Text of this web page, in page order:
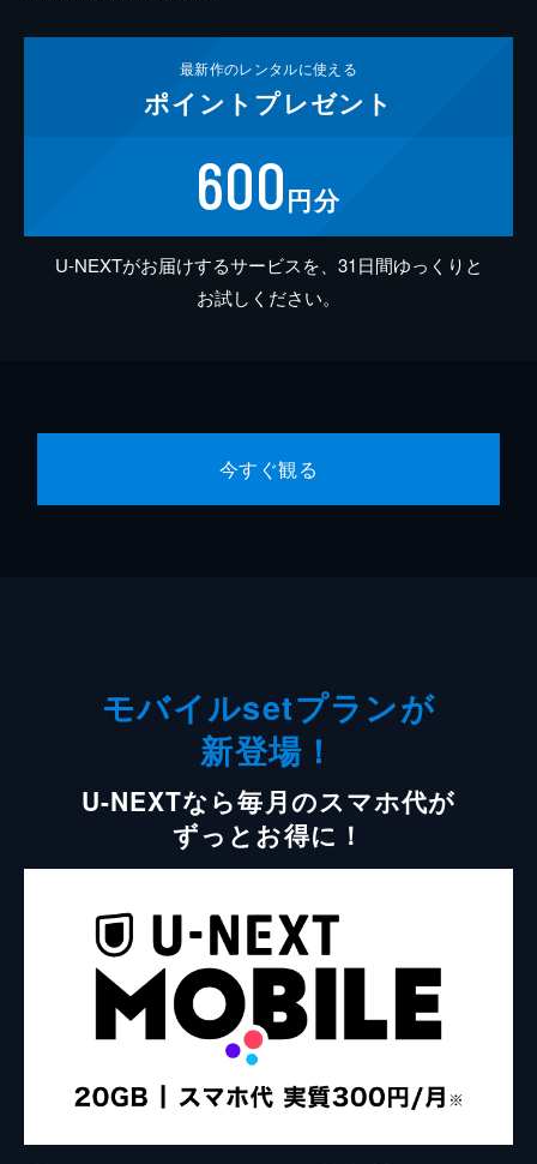
最新作のレンタルに使える
ポイント プレゼント
600円分
U-NEXTがお届けするサービスを、31日間ゆっくりと
お試しください。
今すぐ観る
モバイルsetプランが
新登場！
U-NEXTなら毎月のスマホ代が
ずっとお得に！